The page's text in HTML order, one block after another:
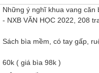
Những ý nghĩ khua vang căn
- NXB VĂN HỌC 2022, 208
Sách bìa mềm, có tay gấp,
60k ( giá bìa 98k )